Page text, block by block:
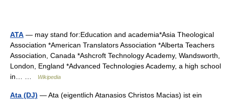
ATA — may stand for:Education and academia*Asia Theological
Association *American Translators Association *Alberta Teachers
Association, Canada *Ashcroft Technology Academy, Wandsworth,
London, England *Advanced Technologies Academy, a high school
in… …
Wikipedia
Ata (DJ) — Ata (eigentlich Atanasios Christos Macias) ist ein